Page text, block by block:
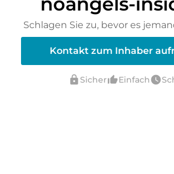
Schlagen Sie zu, bevor es
Kontakt zum Inhaber
lock Sicherthumb_up_altEinfachwatch_later